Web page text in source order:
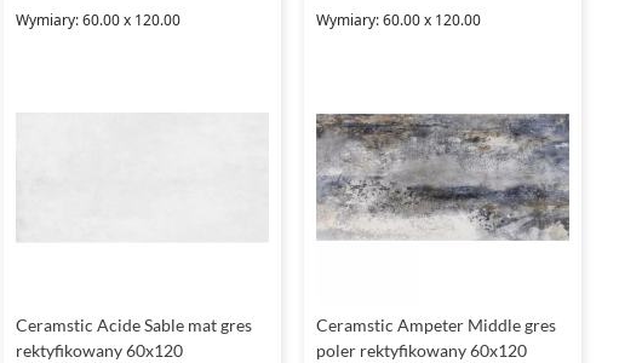
Wymiary: 60.00 x 120.00
Ceramstic Acide Sable mat gres
rektyfikowany 60x120
Wymiary: 60.00 x 120.00
Ceramstic Ampeter Middle gres
poler rektyfikowany 60x120